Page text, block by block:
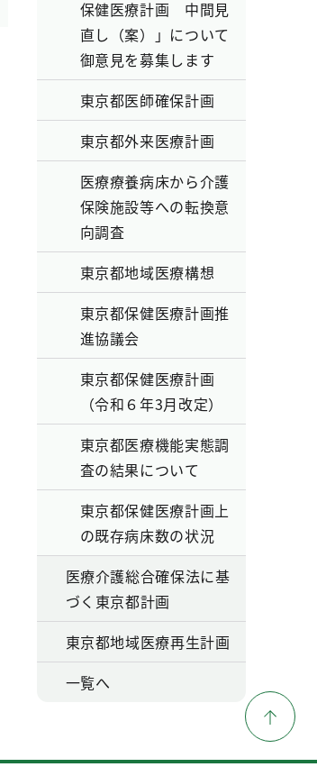
保健医療計画 中間見
直し（案）」について
御意見を募集します
東京都医師確保計画
東京都外来医療計画
医療療養病床から介護
保険施設等への転換意
向調査
東京都地域医療構想
東京都保健医療計画推
進協議会
東京都保健医療計画
（令和６年3月改定）
東京都医療機能実態調
査の結果について
東京都保健医療計画上
の既存病床数の状況
医療介護総合確保法に基
づく東京都計画
東京都地域医療再生計画
一覧へ